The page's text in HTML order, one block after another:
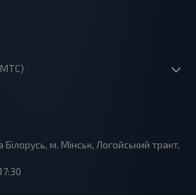
Білорусь, м. Мінськ, Логойський тракт,